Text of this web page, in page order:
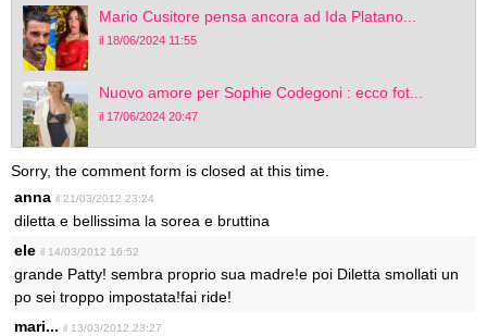
Mario Cusitore pensa ancora ad Ida Platano...
il 18/06/2024 11:55
Nuovo amore per Sophie Codegoni : ecco fot...
il 17/06/2024 20:47
Sorry, the comment form is closed at this time.
anna il 21/03/2012 23:24
diletta e bellissima la sorea e bruttina
ele il 14/03/2012 16:52
grande Patty! sembra proprio sua madre!e poi Diletta smollati un
po sei troppo impostata!fai ride!
mari... il 13/03/2012 23:27